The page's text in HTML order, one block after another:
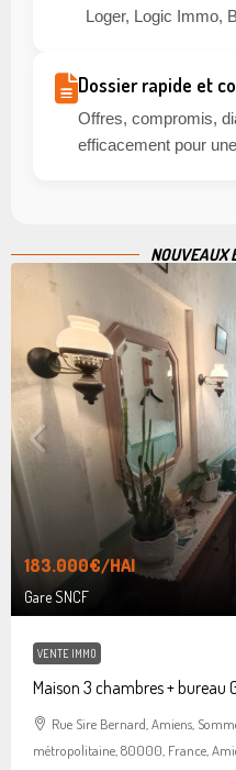
Loger, Logic Immo,
Dossier rapide et
Offres, compromis,
efficacement pour
NOUVEAUX
183.000€/HAI
Gare SNCF
VENTE IMMO
Maison 3 chambres + bureau
Rue Sire Bernard, Amiens,
métropolitaine, 80000, France,